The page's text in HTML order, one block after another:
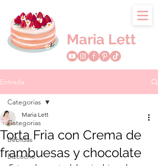
Maria Lett
Entrada
Categorias
Bebidas
Bizcocho
Categorias
Torta Fria con Crema de
frambuesas y chocolate
Maria Lett